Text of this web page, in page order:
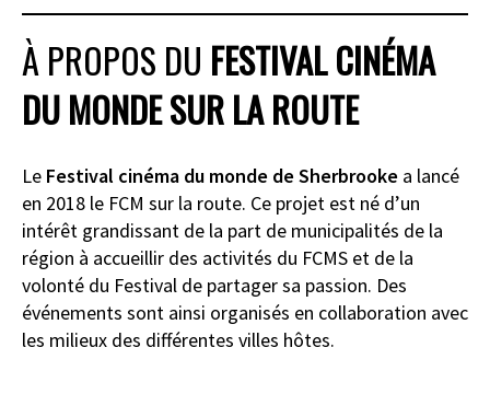
À PROPOS DU FESTIVAL CINÉMA
DU MONDE SUR LA ROUTE
Le Festival cinéma du monde de Sherbrooke a lancé
en 2018 le FCM sur la route. Ce projet est né d’un
intérêt grandissant de la part de municipalités de la
région à accueillir des activités du FCMS et de la
volonté du Festival de partager sa passion. Des
événements sont ainsi organisés en collaboration avec
les milieux des différentes villes hôtes.